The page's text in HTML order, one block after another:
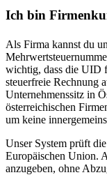
Ich bin
Als Firma kannst du
wichtig, dass die UID
steuerfreie Rechnung
Unternehmenssitz in
österreichischen
um keine
Unser System prüft
Europäischen Union.
anzugeben, ohne